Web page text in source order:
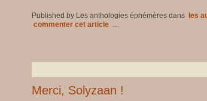
Published by Les anthologies éphémères dans
les
commenter cet article …
Merci, Solyzaan !